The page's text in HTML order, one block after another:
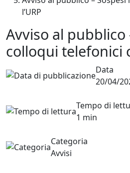
l’URP
Avviso al pubblico
colloqui telefonici
Data
20/04/
Tempo di
1 min
Categoria
Avvisi